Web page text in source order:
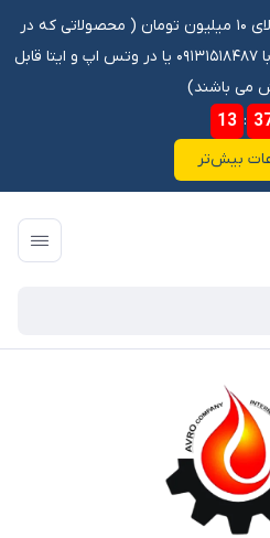
تخفیف ۵ درصد برای سفارشات بالای ۱۰ میلیون تومان ‌‌(‌‌ محصولاتی که در
سایت موجود نیستند طی تماس با ۰۹۱۳۱۵۱۸۴۸۷ یا در وتس اپ و ایتا قابل
می باشند)
13 :
بیش‌تر